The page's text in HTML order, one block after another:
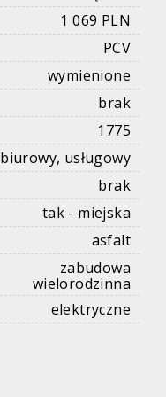
1 069 PLN
PCV
wymienione
brak
1775
biurowy, usługowy
brak
tak - miejska
asfalt
zabudowa
wielorodzinna
elektryczne